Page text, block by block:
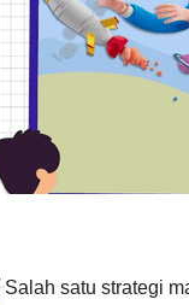
Salah satu strategi